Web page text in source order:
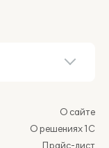
О сайте
О решениях 1С